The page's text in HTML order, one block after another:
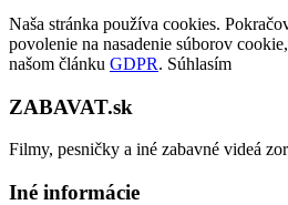
Naša stránka používa cookies.
povolenie na nasadenie súborov
našom článku GDPR. Súhlasím
ZABAVAT.sk
Filmy, pesničky a iné zabavné videá
Iné informácie